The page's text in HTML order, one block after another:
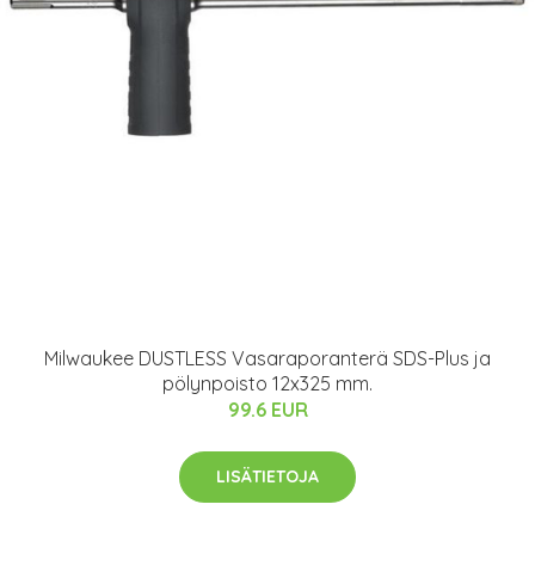
Milwaukee DUSTLESS Vasaraporanterä SDS-Plus ja
pölynpoisto 12x325 mm.
99.6 EUR
LISÄTIETOJA